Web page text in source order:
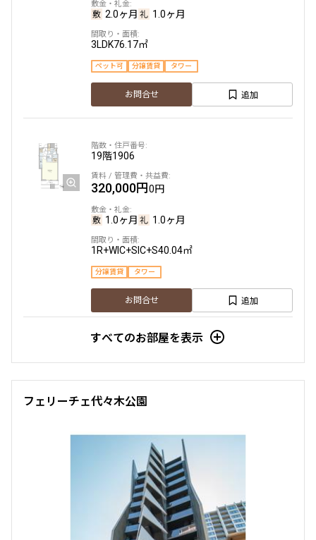
検索対象お部屋数
292
お部屋を再検索
2.0ヶ月 1.0ヶ月
3LDK76.17㎡
ペット可 分譲賃貸 タワー
お問合せ 追加
19階1906
320,000円0円
1.0ヶ月 1.0ヶ月
1R+WIC+SIC+S40.04㎡
分譲賃貸 タワー
お問合せ 追加
36階3606
1,250,000円
2LDK+WIC+SIC110.03㎡
当社限定物件 専任物件 分譲賃貸
お問合せ 追加
すべてのお部屋を表示
フェリーチェ代々木公園